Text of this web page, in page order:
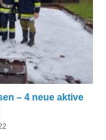
– 4 neue aktive